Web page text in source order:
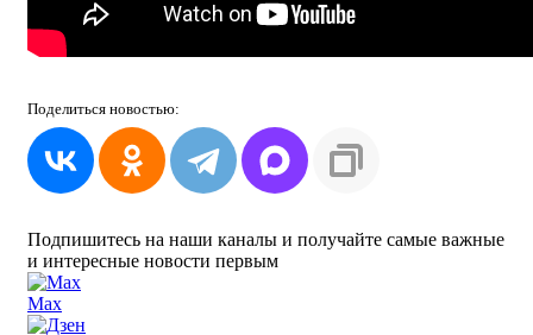
Поделиться новостью:
Подпишитесь на наши каналы и получайте самые важные
и интересные новости первым
Max